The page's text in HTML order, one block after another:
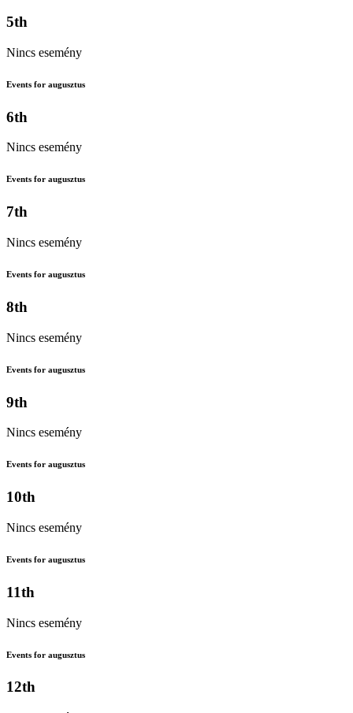
5th
Nincs esemény
Events for augusztus
6th
Nincs esemény
Events for augusztus
7th
Nincs esemény
Events for augusztus
8th
Nincs esemény
Events for augusztus
9th
Nincs esemény
Events for augusztus
10th
Nincs esemény
Events for augusztus
11th
Nincs esemény
Events for augusztus
12th